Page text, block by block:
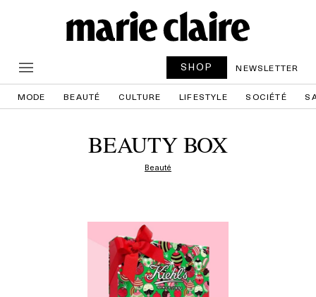
SHOP NEWSLETTER
MODE BEAUTÉ CULTURE LIFESTYLE SOCIÉTÉ
BEAUTY BOX
Beauté